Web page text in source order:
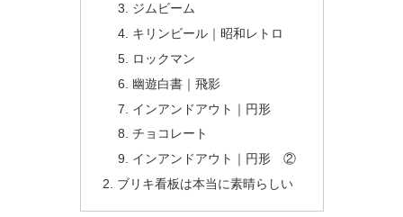
ジムビーム
キリンビール｜昭和レトロ
ロックマン
幽遊白書｜飛影
インアンドアウト｜円形
チョコレート
インアンドアウト｜円形 ②
ブリキ看板は本当に素晴らしい